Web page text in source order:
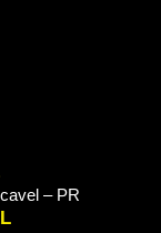
– PR